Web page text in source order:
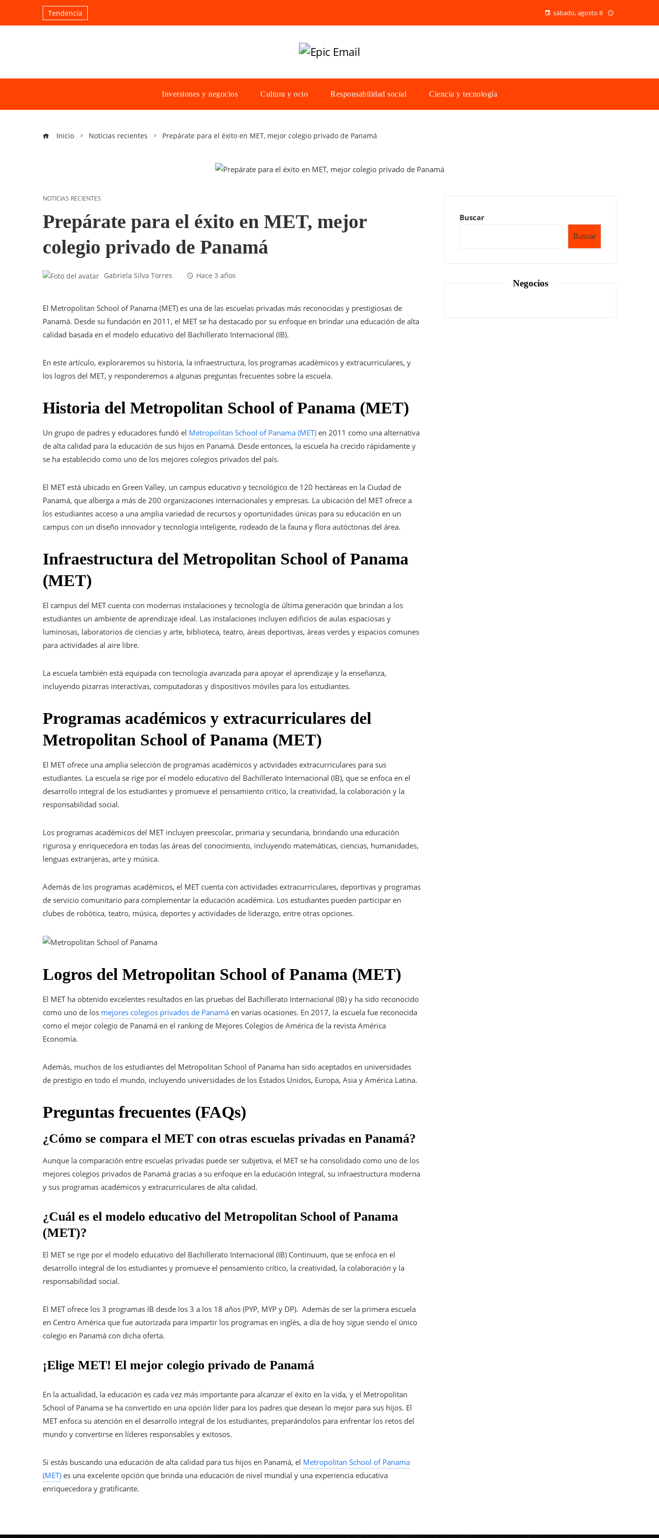
Tendencia sábado, agosto 8
Inversiones y negocios Cultura y ocio Responsabilidad social Ciencia y tecnología
Inicio Noticias recientes Prepárate para el éxito en MET, mejor colegio privado de Panamá
NOTICIAS RECIENTES
Prepárate para el éxito en MET, mejor
colegio privado de Panamá
Gabriela Silva Torres Hace 3 años
El Metropolitan School of Panama (MET) es una de las escuelas privadas más reconocidas y prestigiosas de
Panamá. Desde su fundación en 2011, el MET se ha destacado por su enfoque en brindar una educación de alta
calidad basada en el modelo educativo del Bachillerato Internacional (IB).
En este artículo, exploraremos su historia, la infraestructura, los programas académicos y extracurriculares, y
los logros del MET, y responderemos a algunas preguntas frecuentes sobre la escuela.
Historia del Metropolitan School of Panama (MET)
Un grupo de padres y educadores fundó el Metropolitan School of Panama (MET) en 2011 como una alternativa
de alta calidad para la educación de sus hijos en Panamá. Desde entonces, la escuela ha crecido rápidamente y
se ha establecido como uno de los mejores colegios privados del país.
El MET está ubicado en Green Valley, un campus educativo y tecnológico de 120 hectáreas en la Ciudad de
Panamá, que alberga a más de 200 organizaciones internacionales y empresas. La ubicación del MET ofrece a
los estudiantes acceso a una amplia variedad de recursos y oportunidades únicas para su educación en un
campus con un diseño innovador y tecnología inteligente, rodeado de la fauna y flora autóctonas del área.
Infraestructura del Metropolitan School of Panama
(MET)
El campus del MET cuenta con modernas instalaciones y tecnología de última generación que brindan a los
estudiantes un ambiente de aprendizaje ideal. Las instalaciones incluyen edificios de aulas espaciosas y
luminosas, laboratorios de ciencias y arte, biblioteca, teatro, áreas deportivas, áreas verdes y espacios comunes
para actividades al aire libre.
La escuela también está equipada con tecnología avanzada para apoyar el aprendizaje y la enseñanza,
incluyendo pizarras interactivas, computadoras y dispositivos móviles para los estudiantes.
Programas académicos y extracurriculares del
Metropolitan School of Panama (MET)
El MET ofrece una amplia selección de programas académicos y actividades extracurriculares para sus
estudiantes. La escuela se rige por el modelo educativo del Bachillerato Internacional (IB), que se enfoca en el
desarrollo integral de los estudiantes y promueve el pensamiento crítico, la creatividad, la colaboración y la
responsabilidad social.
Los programas académicos del MET incluyen preescolar, primaria y secundaria, brindando una educación
rigurosa y enriquecedora en todas las áreas del conocimiento, incluyendo matemáticas, ciencias, humanidades,
lenguas extranjeras, arte y música.
Además de los programas académicos, el MET cuenta con actividades extracurriculares, deportivas y programas
de servicio comunitario para complementar la educación académica. Los estudiantes pueden participar en
clubes de robótica, teatro, música, deportes y actividades de liderazgo, entre otras opciones.
Logros del Metropolitan School of Panama (MET)
El MET ha obtenido excelentes resultados en las pruebas del Bachillerato Internacional (IB) y ha sido reconocido
como uno de los mejores colegios privados de Panamá en varias ocasiones. En 2017, la escuela fue reconocida
como el mejor colegio de Panamá en el ranking de Mejores Colegios de América de la revista América
Economía.
Además, muchos de los estudiantes del Metropolitan School of Panama han sido aceptados en universidades
de prestigio en todo el mundo, incluyendo universidades de los Estados Unidos, Europa, Asia y América Latina.
Preguntas frecuentes (FAQs)
¿Cómo se compara el MET con otras escuelas privadas en Panamá?
Aunque la comparación entre escuelas privadas puede ser subjetiva, el MET se ha consolidado como uno de los
mejores colegios privados de Panamá gracias a su enfoque en la educación integral, su infraestructura moderna
y sus programas académicos y extracurriculares de alta calidad.
¿Cuál es el modelo educativo del Metropolitan School of Panama
(MET)?
El MET se rige por el modelo educativo del Bachillerato Internacional (IB) Continuum, que se enfoca en el
desarrollo integral de los estudiantes y promueve el pensamiento crítico, la creatividad, la colaboración y la
responsabilidad social.
El MET ofrece los 3 programas IB desde los 3 a los 18 años (PYP, MYP y DP). Además de ser la primera escuela
en Centro América que fue autorizada para impartir los programas en inglés, a día de hoy sigue siendo el único
colegio en Panamá con dicha oferta.
¡Elige MET! El mejor colegio privado de Panamá
En la actualidad, la educación es cada vez más importante para alcanzar el éxito en la vida, y el Metropolitan
School of Panama se ha convertido en una opción líder para los padres que desean lo mejor para sus hijos. El
MET enfoca su atención en el desarrollo integral de los estudiantes, preparándolos para enfrentar los retos del
mundo y convertirse en líderes responsables y exitosos.
Si estás buscando una educación de alta calidad para tus hijos en Panamá, el Metropolitan School of Panama
(MET) es una excelente opción que brinda una educación de nivel mundial y una experiencia educativa
enriquecedora y gratificante.
Buscar
Buscar
Negocios